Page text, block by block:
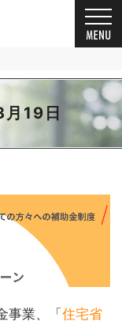
19日
建て・注文住宅・自由設
船橋市）の工務店なら一級
事業、「住宅省